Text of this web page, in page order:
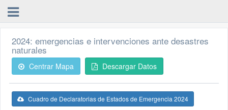
2024: emergencias e intervenciones ante desastres
naturales
Centrar Mapa Descargar Datos
Cuadro de Declaratorias de Estados de Emergencia 2024